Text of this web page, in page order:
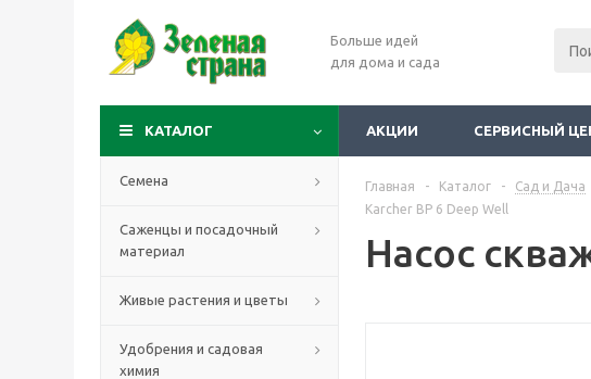
Больше идей
для дома и сада
КАТАЛОГ АКЦИИ СЕРВИСНЫЙ
Семена
Саженцы и посадочный
материал
Живые растения и цветы
Удобрения и садовая
химия
Главная - Каталог - Сад и Дача
Karcher BP 6 Deep Well
Насос